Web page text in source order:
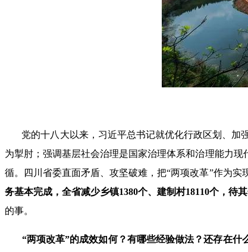
党的十八大以来，习近平总书记就优化行政区划、
为掣肘；强调基层社会治理是国家治理体系和治理能力
循。四川省委直面矛盾、攻坚破难，把“两项改革”作为
务基本完成，全省减少乡镇1380个、建制村18110个，待
的事。
“两项改革”的成效如何？有哪些经验做法？还存在什